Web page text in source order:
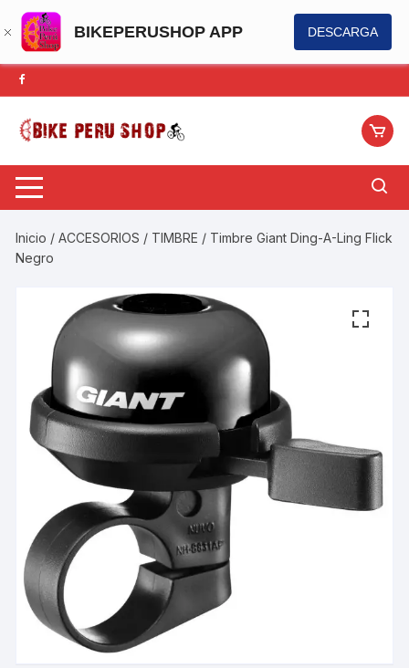
BIKEPERUSHOP APP DESCARGA
Saltar
al
contenido
Inicio /ACCESORIOS / TIMBRE / Timbre Giant Ding-A-Ling Flick
Negro